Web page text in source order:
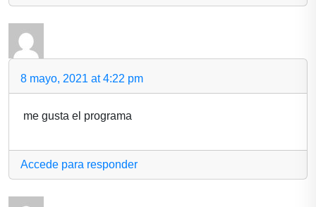
8 mayo, 2021 at 4:22 pm
me gusta el programa
Accede para responder